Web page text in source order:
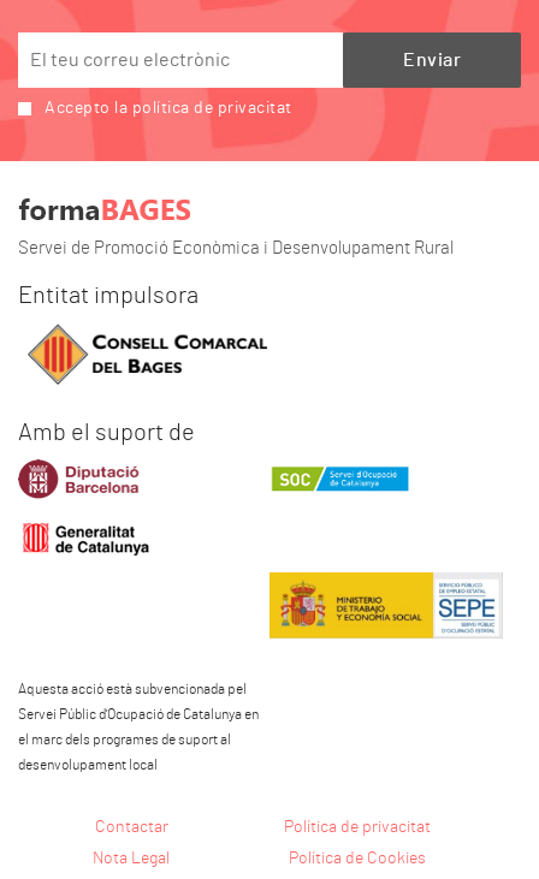
Accepto la política de privacitat
Servei de Promoció Econòmica i Desenvolupament Rural
Entitat impulsora
Amb el suport de
Aquesta acció està subvencionada pel
Servei Públic d'Ocupació de Catalunya en
el marc dels programes de suport al
desenvolupament local
Contactar
Política de privacitat
Nota Legal
Política de Cookies